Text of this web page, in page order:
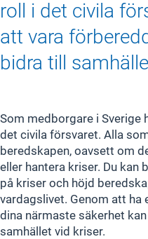
roll i det civila
att vara
bidra till
Som medborgare i Sverige
det civila försvaret. Alla
beredskapen, oavsett om
eller hantera kriser. Du kan
på kriser och höjd
vardagslivet. Genom att ha
dina närmaste säkerhet
samhället vid kriser.